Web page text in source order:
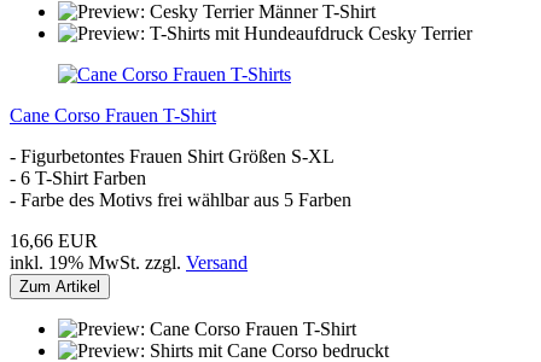
Cane Corso Frauen T-Shirt
- Figurbetontes Frauen Shirt Größen S-XL
- 6 T-Shirt Farben
- Farbe des Motivs frei wählbar aus 5 Farben
16,66 EUR
inkl. 19% MwSt. zzgl. Versand
Zum Artikel